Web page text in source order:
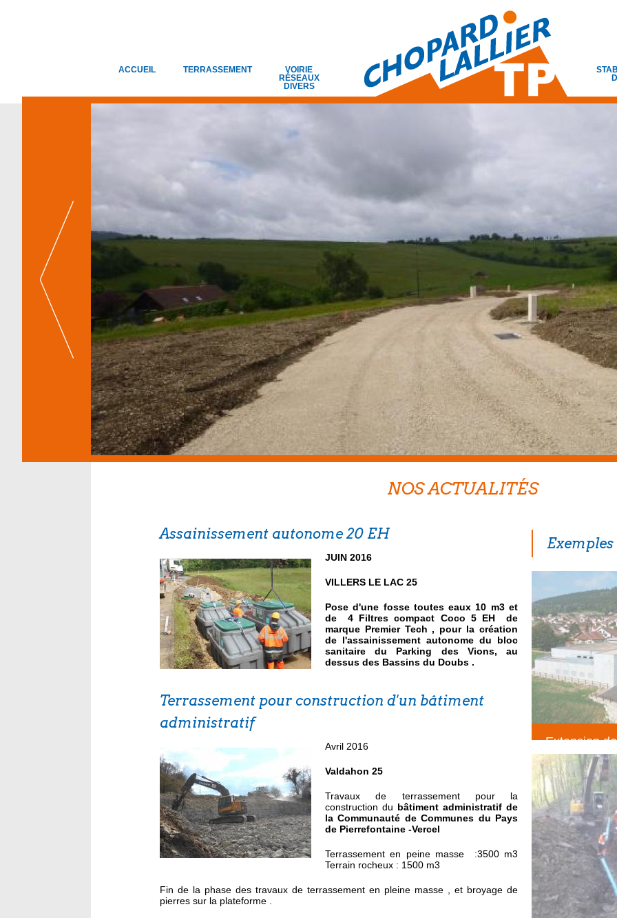
ACCUEIL TERRASSEMENT
VOIRIE
RÉSEAUX
DIVERS
NOS ACTUALITÉS
Assainissement autonome 20 EH
JUIN 2016
VILLERS LE LAC 25
Pose d'une fosse toutes eaux 10 m3 et
de 4 Filtres compact Coco 5 EH de
marque Premier Tech , pour la création
de l'assainissement autonome du bloc
sanitaire du Parking des Vions, au
dessus des Bassins du Doubs .
Terrassement pour construction d'un bâtiment
administratif
Avril 2016
Valdahon 25
Travaux de terrassement pour la
construction du bâtiment administratif de
la Communauté de Communes du Pays
de Pierrefontaine -Vercel
Terrassement en peine masse :3500 m3
Terrain rocheux : 1500 m3
Fin de la phase des travaux de terrassement en pleine masse , et broyage de
pierres sur la plateforme .
Extension
création
suchaux